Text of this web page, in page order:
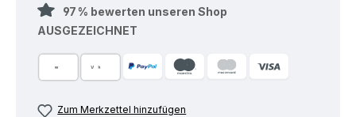
97 % bewerten unseren Shop
AUSGEZEICHNET
Zum Merkzettel hinzufügen